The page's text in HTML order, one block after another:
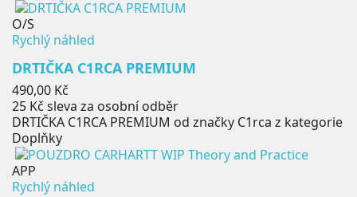
O/S
Rychlý náhled
DRTIČKA C1RCA PREMIUM
Cena
490,00 Kč
25 Kč sleva za osobní odběr
DRTIČKA C1RCA PREMIUM od značky C1rca z kategorie
Doplňky
APP
Rychlý náhled